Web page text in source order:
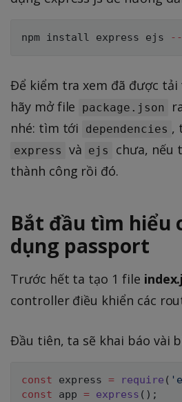
npm install express ejs --
Để kiểm tra xem đã được tải
hãy mở file
package.json
nhé: tìm tới
dependencies ,
express và ejs
chưa, nếu
thành công rồi đó.
Bắt đầu tìm hiểu
dụng passport
Trước hết ta tạo 1 file
controller điều khiển các
Đầu tiên, ta sẽ khai báo vài
const express = require (
const app = express ( ) ;